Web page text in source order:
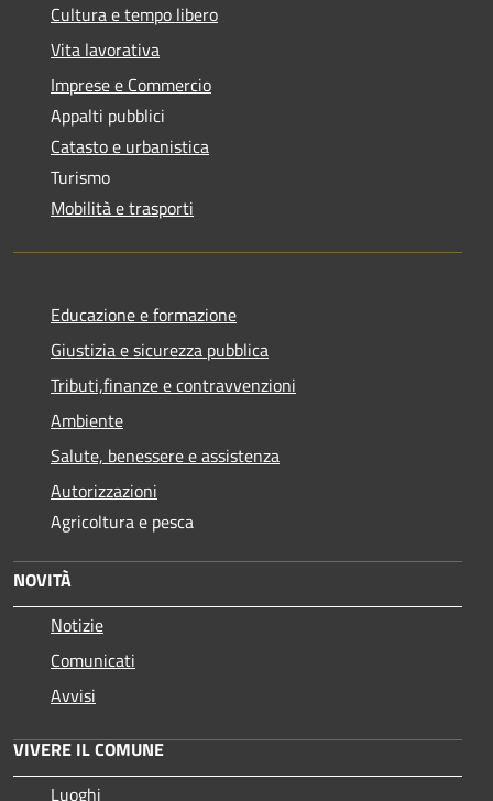
Cultura e tempo libero
Vita lavorativa
Imprese e Commercio
Appalti pubblici
Catasto e urbanistica
Turismo
Mobilità e trasporti
Educazione e formazione
Giustizia e sicurezza pubblica
Tributi,finanze e contravvenzioni
Ambiente
Salute, benessere e assistenza
Autorizzazioni
Agricoltura e pesca
NOVITÀ
Notizie
Comunicati
Avvisi
VIVERE IL COMUNE
Luoghi